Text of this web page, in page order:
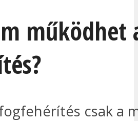
működhet
csak a